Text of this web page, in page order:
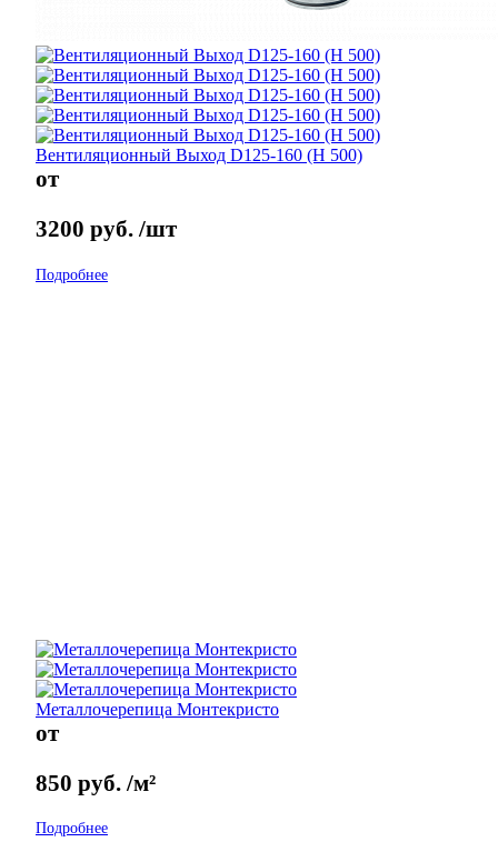
Вентиляционный Выход D125-160 (H 500)
от
3200 руб. /шт
Подробнее
Металлочерепица Монтекристо
от
850 руб. /м²
Подробнее